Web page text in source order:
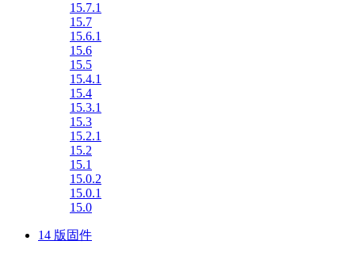
15.7.1
15.7
15.6.1
15.6
15.5
15.4.1
15.4
15.3.1
15.3
15.2.1
15.2
15.1
15.0.2
15.0.1
15.0
14 版固件